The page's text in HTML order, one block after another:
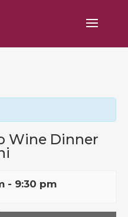
Wine Dinner
- 9:30 pm